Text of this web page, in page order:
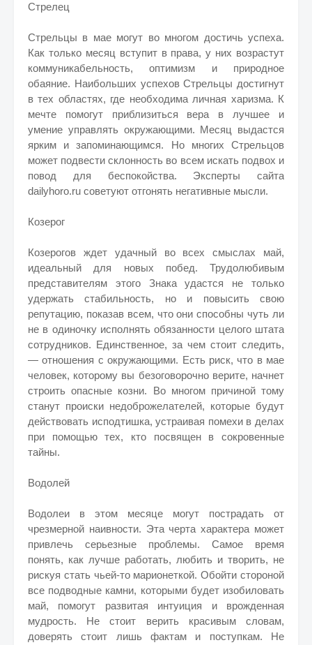
Стрелец
Стрельцы в мае могут во многом достичь успеха.
Как только месяц вступит в права, у них возрастут
коммуникабельность, оптимизм и природное
обаяние. Наибольших успехов Стрельцы достигнут
в тех областях, где необходима личная харизма. К
мечте помогут приблизиться вера в лучшее и
умение управлять окружающими. Месяц выдастся
ярким и запоминающимся. Но многих Стрельцов
может подвести склонность во всем искать подвох и
повод для беспокойства. Эксперты сайта
dailyhoro.ru советуют отгонять негативные мысли.
Козерог
Козерогов ждет удачный во всех смыслах май,
идеальный для новых побед. Трудолюбивым
представителям этого Знака удастся не только
удержать стабильность, но и повысить свою
репутацию, показав всем, что они способны чуть ли
не в одиночку исполнять обязанности целого штата
сотрудников. Единственное, за чем стоит следить,
— отношения с окружающими. Есть риск, что в мае
человек, которому вы безоговорочно верите, начнет
строить опасные козни. Во многом причиной тому
станут происки недоброжелателей, которые будут
действовать исподтишка, устраивая помехи в делах
при помощью тех, кто посвящен в сокровенные
тайны.
Водолей
Водолеи в этом месяце могут пострадать от
чрезмерной наивности. Эта черта характера может
привлечь серьезные проблемы. Самое время
понять, как лучше работать, любить и творить, не
рискуя стать чьей-то марионеткой. Обойти стороной
все подводные камни, которыми будет изобиловать
май, помогут развитая интуиция и врожденная
мудрость. Не стоит верить красивым словам,
доверять стоит лишь фактам и поступкам. Не